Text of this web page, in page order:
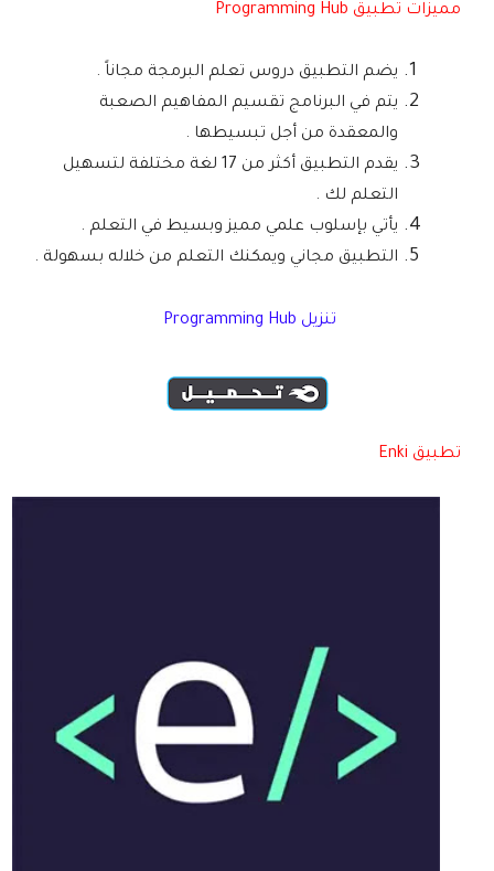
مميزات تطبيق Programming Hub
يضم التطبيق دروس تعلم البرمجة مجاناً .
يتم في البرنامج تقسيم المفاهيم الصعبة
والمعقدة من أجل تبسيطها .
يقدم التطبيق أكثر من 17 لغة مختلفة لتسهيل
التعلم لك .
يأتي بإسلوب علمي مميز وبسيط في التعلم .
التطبيق مجاني ويمكنك التعلم من خلاله بسهولة .
تنزيل Programming Hub
تطبيق Enki